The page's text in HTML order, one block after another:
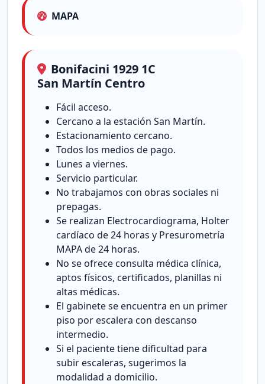
MAPA
Bonifacini 1929 1C
San Martín Centro
Fácil acceso.
Cercano a la estación San Martín.
Estacionamiento cercano.
Todos los medios de pago.
Lunes a viernes.
Servicio particular.
No trabajamos con obras sociales ni
prepagas.
Se realizan Electrocardiograma, Holter
cardíaco de 24 horas y Presurometría
MAPA de 24 horas.
No se ofrece consulta médica clínica,
aptos físicos, certificados, planillas ni
altas médicas.
El gabinete se encuentra en un primer
piso por escalera con descanso
intermedio.
Si el paciente tiene dificultad para
subir escaleras, sugerimos la
modalidad a domicilio.